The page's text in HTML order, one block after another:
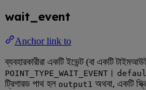
wait_event
Anchor link to
ব্যবহারকারীরা একটি ইভেন্ট (বা একটি
POINT_TYPE_WAIT_EVENT ।
ট্রিগারড পাথ হল output1 অথবা, একটি